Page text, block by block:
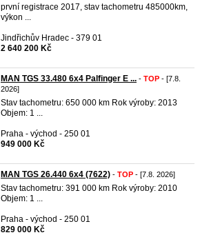
první registrace 2017, stav tachometru 485000km,
výkon ...
Jindřichův Hradec - 379 01
2 640 200 Kč
MAN TGS 33.480 6x4 Palfinger E ... - TOP - [7.8.
2026]
Stav tachometru: 650 000 km Rok výroby: 2013
Objem: 1 ...
Praha - východ - 250 01
949 000 Kč
MAN TGS 26.440 6x4 (7622) - TOP - [7.8. 2026]
Stav tachometru: 391 000 km Rok výroby: 2010
Objem: 1 ...
Praha - východ - 250 01
829 000 Kč